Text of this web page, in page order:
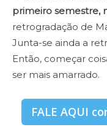
primeiro semestre,
retrogradação de
Junta-se ainda a
Então, começar
ser mais amarrado.
FALE AQUI